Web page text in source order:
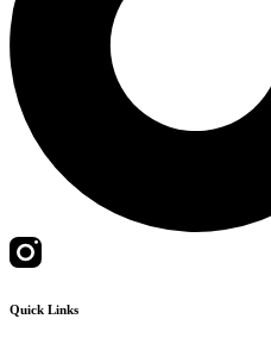
Quick Links